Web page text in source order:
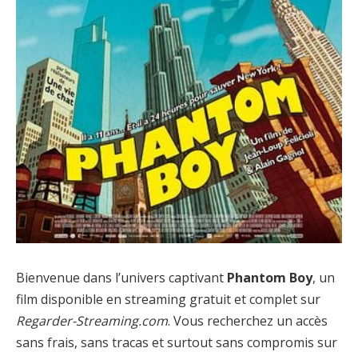
Bienvenue dans l’univers captivant Phantom Boy, un
film disponible en streaming gratuit et complet sur
Regarder-Streaming.com. Vous recherchez un accès
sans frais, sans tracas et surtout sans compromis sur